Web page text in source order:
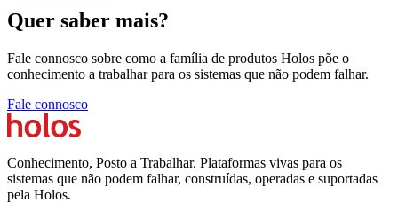
Quer saber mais?
Fale connosco sobre como a família de produtos Holos põe o
conhecimento a trabalhar para os sistemas que não podem falhar.
Fale connosco
Conhecimento, Posto a Trabalhar. Plataformas vivas para os
sistemas que não podem falhar, construídas, operadas e suportadas
pela Holos.